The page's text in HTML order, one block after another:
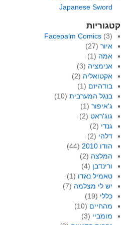
Japanese Sword
קטגוריות
Facepalm Comics (3)
איור(27)
אמה (1)
אנימציה (3)
אקטואליה (2)
בודהיזם (1)
בנגל המערבית(10)
ג'איפור(1)
גוג'ראט (2)
גנדי (2)
דלהי (2)
הודו 2010
(44)
המלצה (2)
ורינדבן (4)
טאמיל נאדו (1)
יש לי מצלמה (7)
כללי (19)
מהחיים (10)
מומביי (3)